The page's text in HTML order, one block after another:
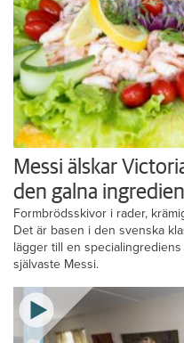
Messi älskar
den galna
Formbrödsskivor i rader,
Det är basen i den svenska
lägger till en
självaste Messi.